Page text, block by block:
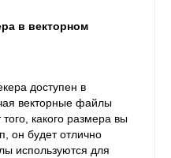
в векторном
доступен в
векторные файлы
какого размера вы
он будет отлично
используются для